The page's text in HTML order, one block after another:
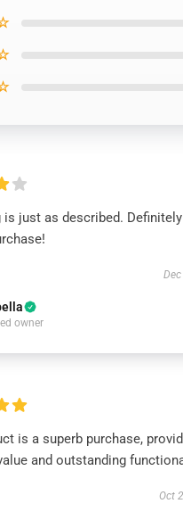
is just as described. Definitely
owner
is a superb purchase,
and outstanding
Oct